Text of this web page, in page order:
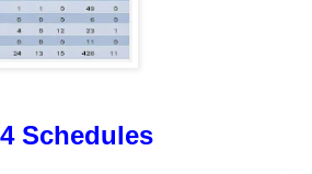
Schedules